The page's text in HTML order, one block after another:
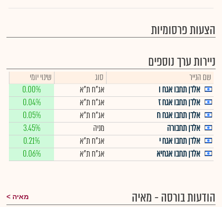
הצעות פרסומיות
ניירות ערך נוספים
שם הנייר סוג
שינוי יומי
אלדן תחבו אגח ו
אג"ח ת"א
0.00%
אלדן תחבו אגח ז
אג"ח ת"א
0.04%
אלדן תחבו אגח ח
אג"ח ת"א
0.05%
אלדן תחבורה
מניה
3.45%
אלדן תחבו אגח י
אג"ח ת"א
0.21%
אלדן תחבו אגחיא
אג"ח ת"א 0.06%
הודעות בורסה - מאיה מאיה